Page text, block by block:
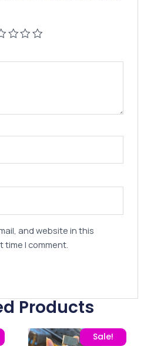
and website in this
time I comment.
Products
260,00 EGP.
price is: 195,00 EGP. Sale!
Original price was:
Current